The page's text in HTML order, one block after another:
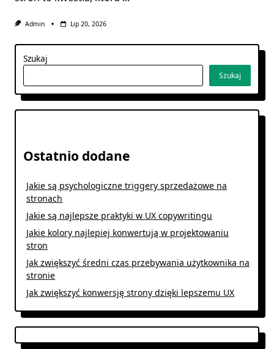
Admin Lip 20, 2026
Szukaj
Szukaj
Ostatnio dodane
Jakie są psychologiczne triggery sprzedażowe na
stronach
Jakie są najlepsze praktyki w UX copywritingu
Jakie kolory najlepiej konwertują w projektowaniu
stron
Jak zwiększyć średni czas przebywania użytkownika na
stronie
Jak zwiększyć konwersję strony dzięki lepszemu UX